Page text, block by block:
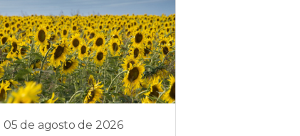
05 de agosto de 2026